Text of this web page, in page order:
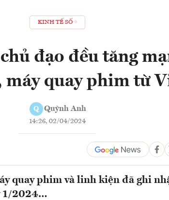
KINH TẾ SỐ
đạo đều tăng
máy quay phim từ
Q Quỳnh Anh
14:26, 02/04/2024
quay phim và linh kiện đã ghi
1/2024…